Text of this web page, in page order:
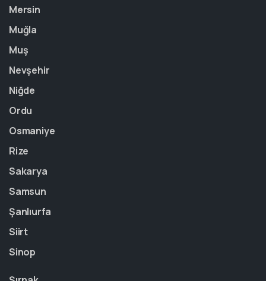
Mersin
Muğla
Muş
Nevşehir
Niğde
Ordu
Osmaniye
Rize
Sakarya
Samsun
Şanlıurfa
Siirt
Sinop